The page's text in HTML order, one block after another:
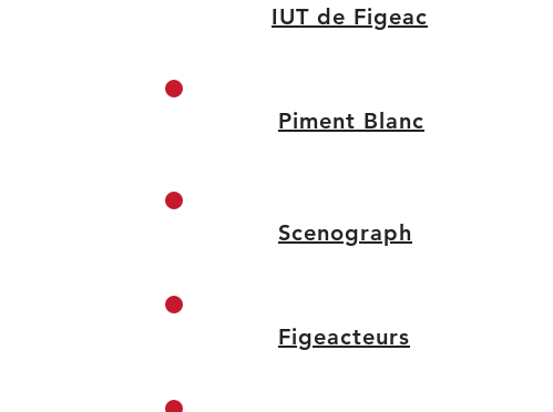
IUT de Figeac
Piment Blanc
Scenograph
Figeacteurs